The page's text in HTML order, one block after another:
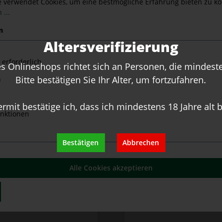
Altersverifizierung
Onlineshops richtet sich an Personen, die
Bitte bestätigen Sie Ihr Alter, um fortzufahren.
bestätige ich, dass ich mindestens 18 Jahre alt
Bestätigen Abbrechen
Dagromis
2016 Gaja - 1,5 L
Barolo Dagromis
DOCG 2020 Gaja
...
erforderlich
Alle Cookies akzeptieren